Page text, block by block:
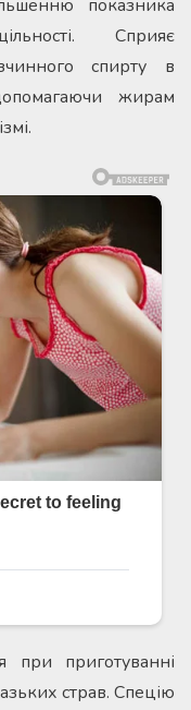
показника
Сприяє
спирту в
жирам
при приготуванні
страв. Спецію